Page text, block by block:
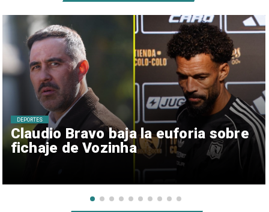
Claudio Bravo baja la euforia sobre
fichaje de Vozinha
DEPORTES